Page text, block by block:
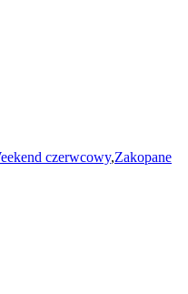
czerwcowy,Zakopane